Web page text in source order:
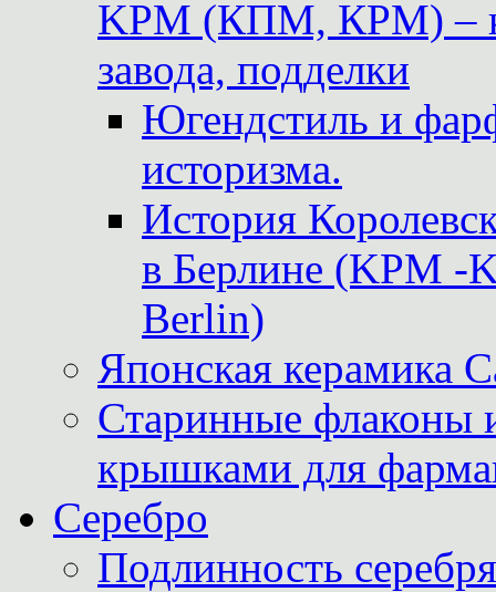
KPM (КПМ, КРМ) –
завода, подделки
Югендстиль и
историзма.
История
в Берлине (KPM -
Berlin)
Японская керамика
Старинные флаконы
крышками для
Серебро
Подлинность